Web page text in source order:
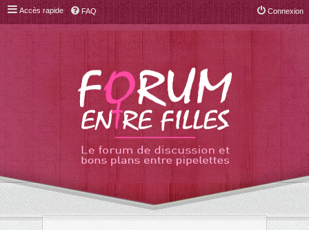
Accès rapide FAQ Connexion